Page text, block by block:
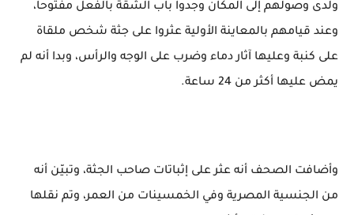
ولدى وصولهم إلى المكان وجدوا باب الشقة بالفعل مفتوحاً،
وعند قيامهم بالمعاينة الأولية عثروا على جثة شخص ملقاة
على كنبة وعليها آثار دماء وضرب على الوجه والرأس، وبدا أنه لم
يمض عليها أكثر من 24 ساعة.
وأضافت الصحف أنه عثر على إثباتات صاحب الجثة، وتبيّن أنه
من الجنسية المصرية وفي الخمسينات من العمر، وتم نقلها